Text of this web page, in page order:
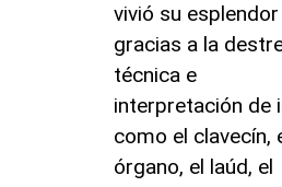
vivió su esplendor
gracias a la
técnica e
interpretación de
como el clavecín,
órgano, el laúd, el